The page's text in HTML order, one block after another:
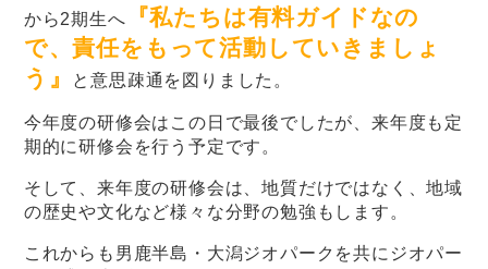
から2期生へ
『私たちは有料ガイドなの
で、責任をもって活動していきましょ
う』
と意思疎通を図りました。
今年度の研修会はこの日で最後でしたが、来年度も定
期的に研修会を行う予定です。
そして、来年度の研修会は、地質だけではなく、地域
の歴史や文化など様々な分野の勉強もします。
これからも男鹿半島・大潟ジオパークを共にジオパー